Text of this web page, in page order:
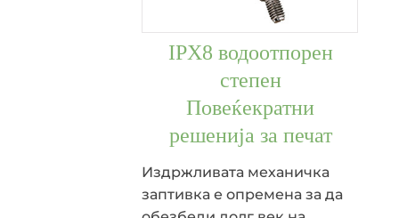
IPX8 водоотпорен
степен
Повеќекратни
решенија за печат
Издржливата механичка
заптивка е опремена за да